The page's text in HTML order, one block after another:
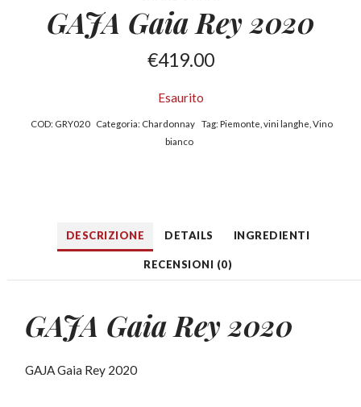
GAJA GaiaRey 2020
€419.00
Esaurito
COD: GRY020 Categoria: Chardonnay Tag: Piemonte vini langhe Vino
bianco
DESCRIZIONE DETAILS INGREDIENTI
RECENSIONI (0)
GAJA Gaia Rey 2020
GAJA Gaia Rey 2020